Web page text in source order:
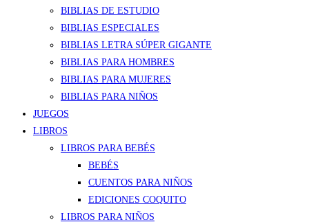
BIBLIAS DE ESTUDIO
BIBLIAS ESPECIALES
BIBLIAS LETRA SÚPER GIGANTE
BIBLIAS PARA HOMBRES
BIBLIAS PARA MUJERES
BIBLIAS PARA NIÑOS
JUEGOS
LIBROS
LIBROS PARA BEBÉS
BEBÉS
CUENTOS PARA NIÑOS
EDICIONES COQUITO
LIBROS PARA NIÑOS